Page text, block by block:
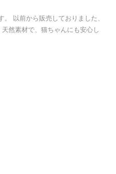
以前から販売しておりました、
然素材で、猫ちゃんにも安心し